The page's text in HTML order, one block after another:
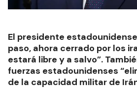
El presidente
paso, ahora cerrado por los
estará libre y a salvo”.
fuerzas estadounidenses
de la capacidad militar de